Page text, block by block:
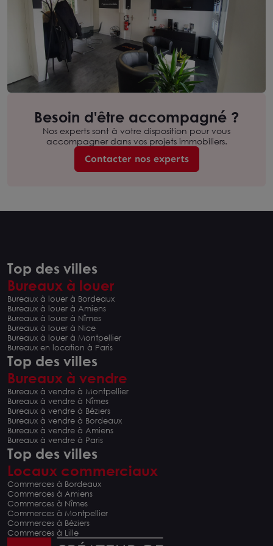
Besoin d'être accompagné ?
Nos experts sont à votre disposition pour vous
accompagner dans vos projets immobiliers.
Contacter nos experts
Top des villes
Bureaux à louer
Bureaux à louer à Bordeaux
Bureaux à louer à Amiens
Bureaux à louer à Nîmes
Bureaux à louer à Nice
Bureaux à louer à Montpellier
Bureaux en location à Paris
Top des villes
Bureaux à vendre
Bureaux à vendre à Montpellier
Bureaux à vendre à Nîmes
Bureaux à vendre à Béziers
Bureaux à vendre à Bordeaux
Bureaux à vendre à Amiens
Bureaux à vendre à Paris
Top des villes
Locaux commerciaux
Commerces à Bordeaux
Commerces à Amiens
Commerces à Nîmes
Commerces à Montpellier
Commerces à Béziers
Commerces à Lille